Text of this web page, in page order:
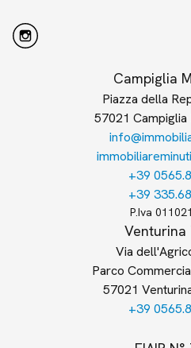
Campiglia
Piazza della
57021 Campiglia
+39
+39
P.Iva
Venturina
Via
Parco
57021
+39